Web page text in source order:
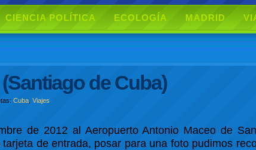
CIENCIA POLÍTICA ECOLOGÍA MADRID
de Cuba)
Cuba ,Viajes
de 2012 al Aeropuerto Antonio Maceo de
de entrada, posar para una foto pudimos